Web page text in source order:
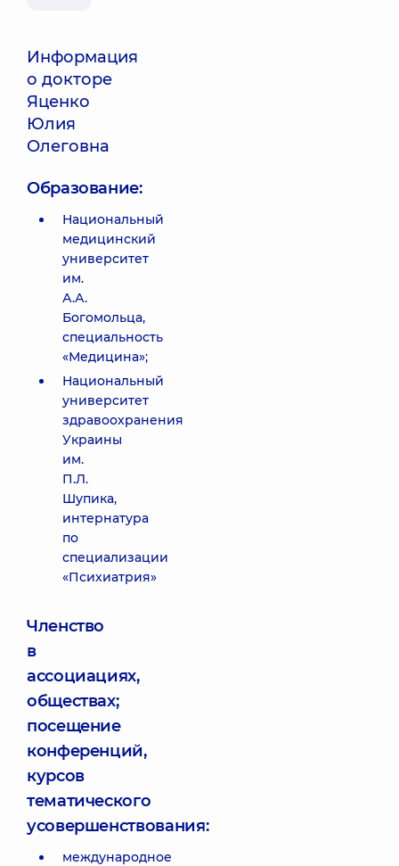
Информация
о докторе
Яценко
Юлия
Олеговна
Образование:
Национальный
медицинский
университет
им.
А.А.
Богомольца,
специальность
«Медицина»;
Национальный
университет
здравоохранения
Украины
им.
П.Л.
Шупика,
интернатура
по
специализации
«Психиатрия»
Членство
в
ассоциациях,
обществах;
посещение
конференций,
курсов
тематического
усовершенствования:
международное